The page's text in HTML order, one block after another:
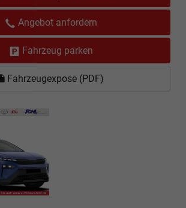
Angebot anfordern
Fahrzeug parken
Fahrzeugexpose (PDF)